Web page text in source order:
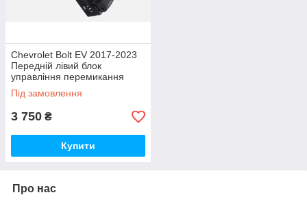
Chevrolet Bolt EV 2017-2023
Передній лівий блок
управління перемикання
склопідіймачами Новий
Оригінал
Під замовлення
3 750 ₴
Купити
Про нас